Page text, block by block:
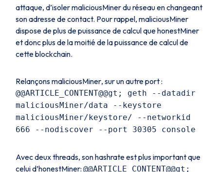
attaque, d’isolermaliciousMinerdu réseau en changeant
son adresse de contact. Pour rappel, maliciousMiner
dispose de plus de puissance de calcul quehonestMiner
et donc plus de la moitié de la puissance de calcul de
cette blockchain.
RelançonsmaliciousMiner, sur un autre port :
@@ARTICLE_CONTENT@@gt; geth --datadir
maliciousMiner/data --keystore
maliciousMiner/keystore/ --networkid
666 --nodiscover --port 30305 console
Avec deuxthreads, sonhashrateest plus important que
celui d’honestMiner: @@ARTICLE_CONTENT@@gt;